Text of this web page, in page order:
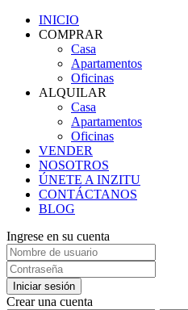
INICIO
COMPRAR
Casa
Apartamentos
Oficinas
ALQUILAR
Casa
Apartamentos
Oficinas
VENDER
NOSOTROS
ÚNETE A INZITU
CONTÁCTANOS
BLOG
Ingrese en su cuenta
Iniciar sesión
Crear una cuenta